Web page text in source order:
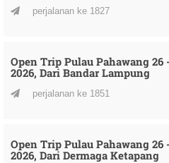
perjalanan ke 1827
Open Trip Pulau Pahawang 26
2026, Dari Bandar Lampung
perjalanan ke 1851
Open Trip Pulau Pahawang 26
2026, Dari Dermaga Ketapang